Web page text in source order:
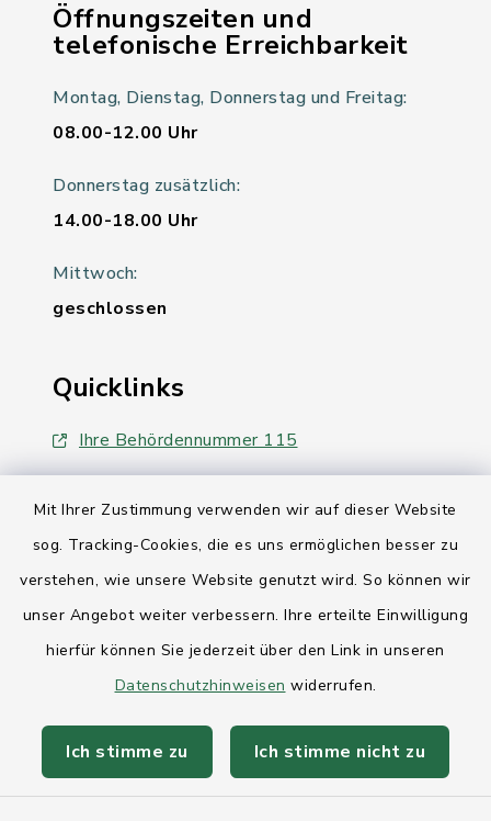
Mit Ihrer Zustimmung verwenden wir auf dieser Website
sog. Tracking-Cookies, die es uns ermöglichen besser zu
verstehen, wie unsere Website genutzt wird. So können wir
unser Angebot weiter verbessern. Ihre erteilte Einwilligung
hierfür können Sie jederzeit über den Link in unseren
Datenschutzhinweisen widerrufen.
Ich stimme zu Ich stimme nicht zu
Öffnungszeiten und
telefonische Erreichbarkeit
Montag, Dienstag, Donnerstag und Freitag:
08.00-12.00 Uhr
Donnerstag zusätzlich:
14.00-18.00 Uhr
Mittwoch:
geschlossen
Quicklinks
Ihre Behördennummer 115
Kreis Rendsburg-Eckernförde
AktivRegion Mittelholstein
Kontakt
Anfahrt